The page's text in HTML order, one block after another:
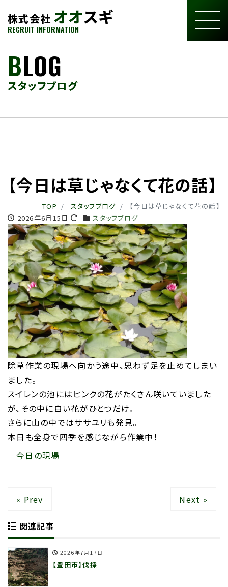
株式会社 オオスギ
RECRUIT INFORMATION
BLOG
スタッフブログ
【今日は草じゃなくて花の話】
TOP スタッフブログ
【今日は草じゃなくて花の話】
2026年6月15日
スタッフブログ
除草作業の現場へ向かう途中、思わず足を止めてしまい
ました。
スイレンの池にはピンクの花がたくさん咲いていました
が、その中に白い花がひとつだけ。
さらに山の中ではササユリも発見。
本日も全身で四季を感じながら作業中！
今日の現場
« Prev Next »
関連記事
2026年7月17日
【豊田市】伐採